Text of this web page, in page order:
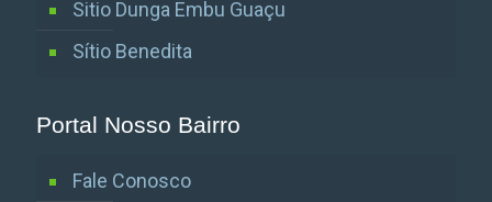
Sitio Dunga Embu Guaçu
Sítio Benedita
Portal Nosso Bairro
Fale Conosco